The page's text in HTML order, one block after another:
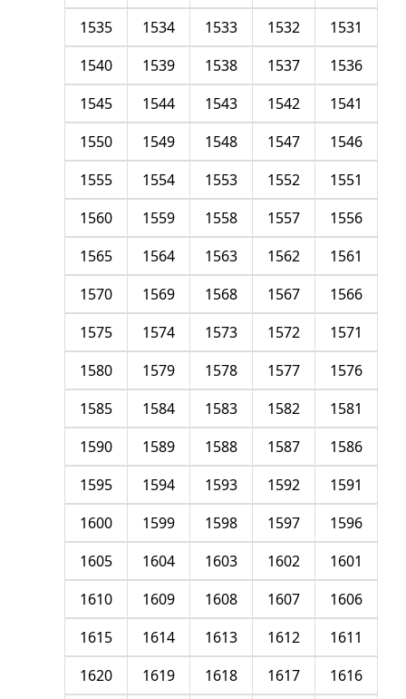
1531
1532
1533
1534
1535
1536
1537
1538
1539
1540
1541
1542
1543
1544
1545
1546
1547
1548
1549
1550
1551
1552
1553
1554
1555
1556
1557
1558
1559
1560
1561
1562
1563
1564
1565
1566
1567
1568
1569
1570
1571
1572
1573
1574
1575
1576
1577
1578
1579
1580
1581
1582
1583
1584
1585
1586
1587
1588
1589
1590
1591
1592
1593
1594
1595
1596
1597
1598
1599
1600
1601
1602
1603
1604
1605
1606
1607
1608
1609
1610
1611
1612
1613
1614
1615
1616
1617
1618
1619
1620